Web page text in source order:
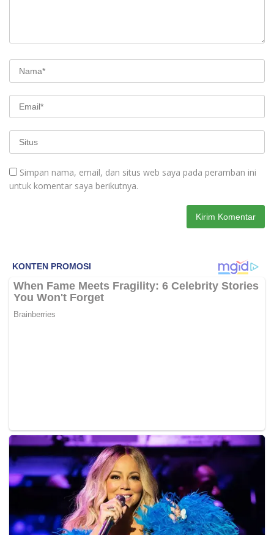
Simpan nama, email, dan situs web saya pada peramban ini
untuk komentar saya berikutnya.